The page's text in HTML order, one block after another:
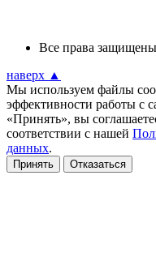
Все права
наверх ▲
Мы используем файлы
эффективности работы с
«Принять», вы
соответствии с нашей
данных.
Принять Отказаться